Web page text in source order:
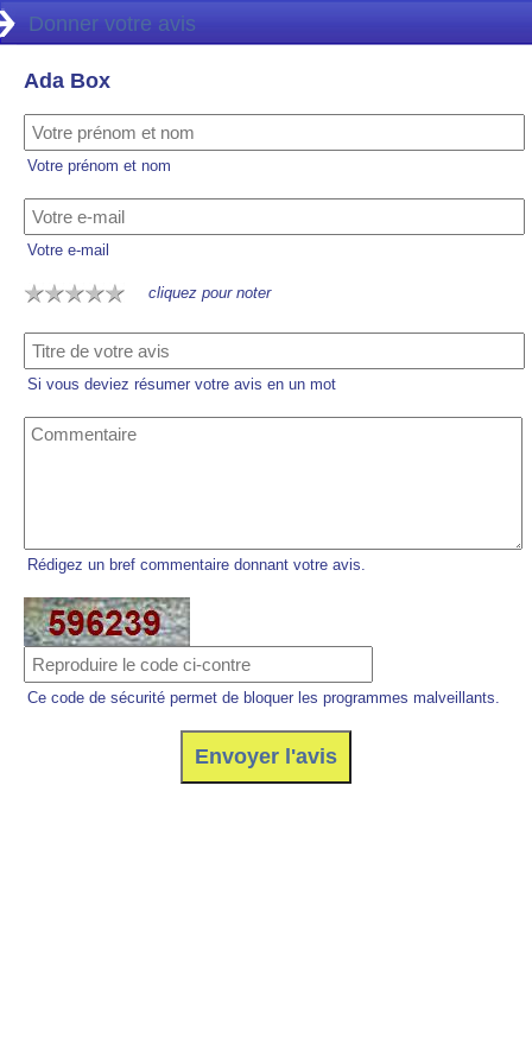
Donner votre avis
Ada Box
Votre prénom et nom
Votre e-mail
cliquez pour noter
Si vous deviez résumer votre avis en un mot
Rédigez un bref commentaire donnant votre avis.
Ce code de sécurité permet de bloquer les programmes malveillants.